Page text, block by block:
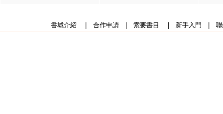
書城介紹 合作申請| 索要書目 新手入門